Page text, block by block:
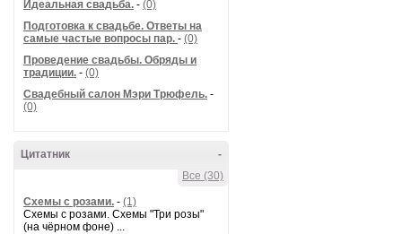
Идеальная свадьба. - (0)
Подготовка к свадьбе. Ответы на
самые частые вопросы пар. - (0)
Проведение свадьбы. Обряды и
традиции. - (0)
Свадебный салон Мэри Трюфель. -
(0)
-
Цитатник
Все (30)
Схемы с розами. - (1)
Схемы с розами. Схемы "Три розы"
(на чёрном фоне) ...